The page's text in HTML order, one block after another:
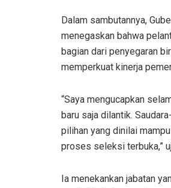
Dalam sambutannya,
menegaskan bahwa
bagian dari penyegaran
memperkuat kinerja
“Saya mengucapkan
baru saja dilantik.
pilihan yang dinilai
proses seleksi terbuka,”
Ia menekankan jabatan